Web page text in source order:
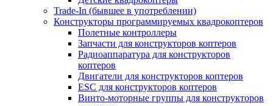
Trade-In (бывшее в употреблении)
Конструкторы программируемых квадрокоптеров
Полетные контроллеры
Запчасти для конструкторов коптеров
Радиоаппаратура для конструкторов
коптеров
Двигатели для конструкторов коптеров
ESC для конструкторов коптеров
Винто-моторные группы для конструкторов